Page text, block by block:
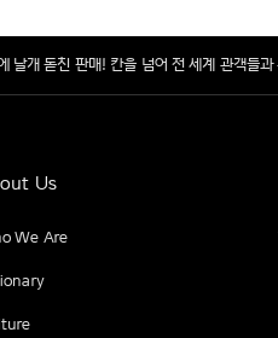
날개 돋친 판매! 칸을 넘어 전 세계 관객들
Us
We Are